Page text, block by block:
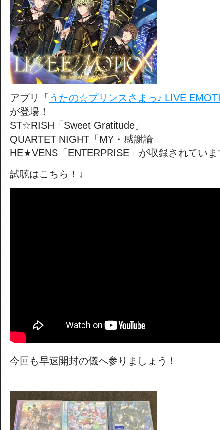
アプリ「 うたの☆プリンスさまっ♪ LIVE
が登場！
ST☆RISH「Sweet Gratitude」
QUARTET NIGHT「MY・感謝論」
HE★VENS「ENTERPRISE」が収録されていま
試聴はこちら！↓
今回も早速開封の儀へ参りましょう！